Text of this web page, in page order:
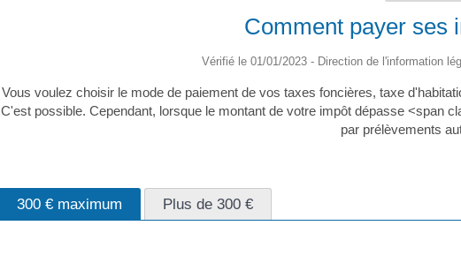
Comment payer ses
Vérifié le 01/01/2023 - Direction de l'information
Vous voulez choisir le mode de paiement de vos taxes foncières, taxe
C'est possible. Cependant, lorsque le montant de votre impôt dépasse <span
par prélèvements
300 € maximum Plus de 300 €